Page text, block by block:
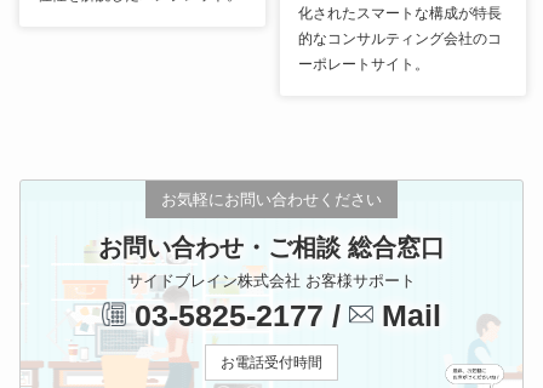
化されたスマートな構成が特長
的なコンサルティング会社のコ
ーポレートサイト。
お気軽にお問い合わせください
お問い合わせ・ご相談 総合窓口
サイドブレイン株式会社 お客様サポート
03-5825-2177 / Mail
お電話受付時間